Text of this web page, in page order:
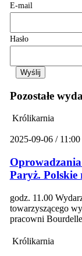
E-mail
Hasło
Pozostałe
Królikarnia
2025-09-06 / 11:00
Paryż.
godz. 11.00
towarzyszącego
pracowni
Królikarnia